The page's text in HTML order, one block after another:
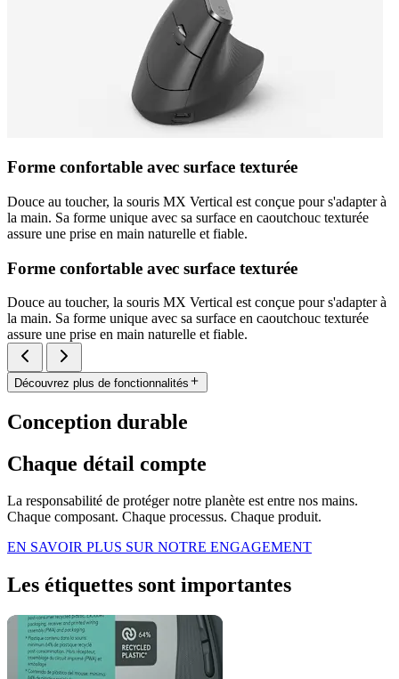
Forme confortable avec surface texturée
Douce au toucher, la souris MX Vertical est conçue pour s'adapter à
la main. Sa forme unique avec sa surface en caoutchouc texturée
assure une prise en main naturelle et fiable.
Forme confortable avec surface texturée
Douce au toucher, la souris MX Vertical est conçue pour s'adapter à
la main. Sa forme unique avec sa surface en caoutchouc texturée
assure une prise en main naturelle et fiable.
Découvrez plus de fonctionnalités
Conception durable
Chaque détail compte
La responsabilité de protéger notre planète est entre nos mains.
Chaque composant. Chaque processus. Chaque produit.
EN SAVOIR PLUS SUR NOTRE ENGAGEMENT
Les étiquettes sont importantes